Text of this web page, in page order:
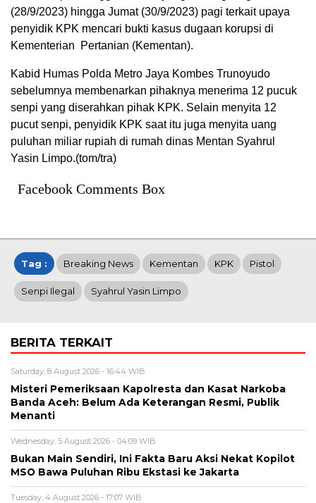
(28/9/2023) hingga Jumat (30/9/2023) pagi terkait upaya
penyidik KPK mencari bukti kasus dugaan korupsi di
Kementerian Pertanian (Kementan).
Kabid Humas Polda Metro Jaya Kombes Trunoyudo
sebelumnya membenarkan pihaknya menerima 12 pucuk
senpi yang diserahkan pihak KPK. Selain menyita 12
pucut senpi, penyidik KPK saat itu juga menyita uang
puluhan miliar rupiah di rumah dinas Mentan Syahrul
Yasin Limpo.(tom/tra)
Facebook Comments Box
Tag : Breaking News Kementan KPK Pistol
Senpi Ilegal Syahrul Yasin Limpo
BERITA TERKAIT
Saturday, 8 August 2026 - 16:44 WIB
Misteri Pemeriksaan Kapolresta dan Kasat Narkoba
Banda Aceh: Belum Ada Keterangan Resmi, Publik
Menanti
Wednesday, 5 August 2026 - 04:09 WIB
Bukan Main Sendiri, Ini Fakta Baru Aksi Nekat Kopilot
MSO Bawa Puluhan Ribu Ekstasi ke Jakarta
Tuesday, 4 August 2026 - 17:07 WIB